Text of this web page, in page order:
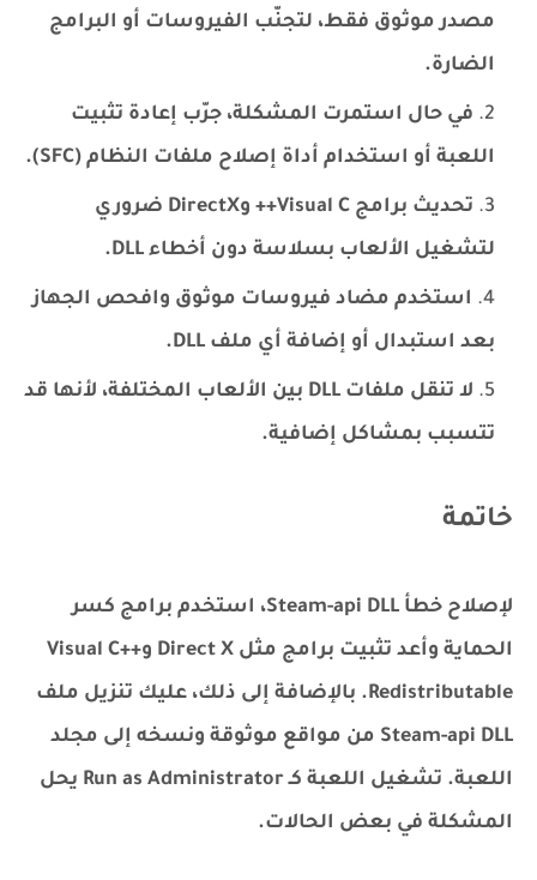
مصدر موثوق فقط، لتجنّب الفيروسات أو البرامج
الضارة.
في حال استمرت المشكلة، جرّب إعادة تثبيت
اللعبة أو استخدام أداة إصلاح ملفات النظام (SFC).
تحديث برامج Visual C++ وDirectX ضروري
لتشغيل الألعاب بسلاسة دون أخطاء DLL.
استخدم مضاد فيروسات موثوق وافحص الجهاز
بعد استبدال أو إضافة أي ملف DLL.
لا تنقل ملفات DLL بين الألعاب المختلفة، لأنها قد
تتسبب بمشاكل إضافية.
خاتمة
لإصلاح خطأ Steam-api DLL، استخدم برامج كسر
الحماية وأعد تثبيت برامج مثل Direct X وVisual C++
Redistributable. بالإضافة إلى ذلك، عليك تنزيل ملف
Steam-api DLL من مواقع موثوقة ونسخه إلى مجلد
اللعبة. تشغيل اللعبة كـ Run as Administrator يحل
المشكلة في بعض الحالات.